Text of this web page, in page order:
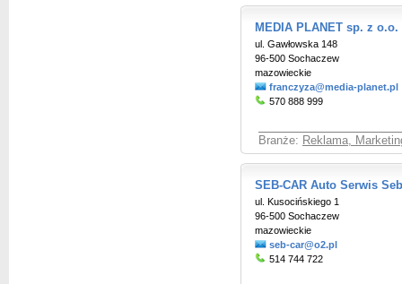
MEDIA PLANET sp. z o.o.
ul. Gawłowska 148
96-500 Sochaczew
mazowieckie
franczyza@media-planet.pl
570 888 999
Branże: Reklama,
SEB-CAR Auto Serwis
ul. Kusocińskiego 1
96-500 Sochaczew
mazowieckie
seb-car@o2.pl
514 744 722